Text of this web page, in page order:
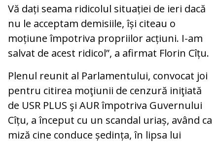
Vă dați seama ridicolul situației de ieri dacă
nu le acceptam demisiile, își citeau o
moțiune împotriva propriilor acțiuni. I-am
salvat de acest ridicol”, a afirmat Florin Cîțu.
Plenul reunit al Parlamentului, convocat joi
pentru citirea moţiunii de cenzură iniţiată
de USR PLUS şi AUR împotriva Guvernului
Cîțu, a început cu un scandal uriaș, având ca
miză cine conduce ședința, în lipsa lui